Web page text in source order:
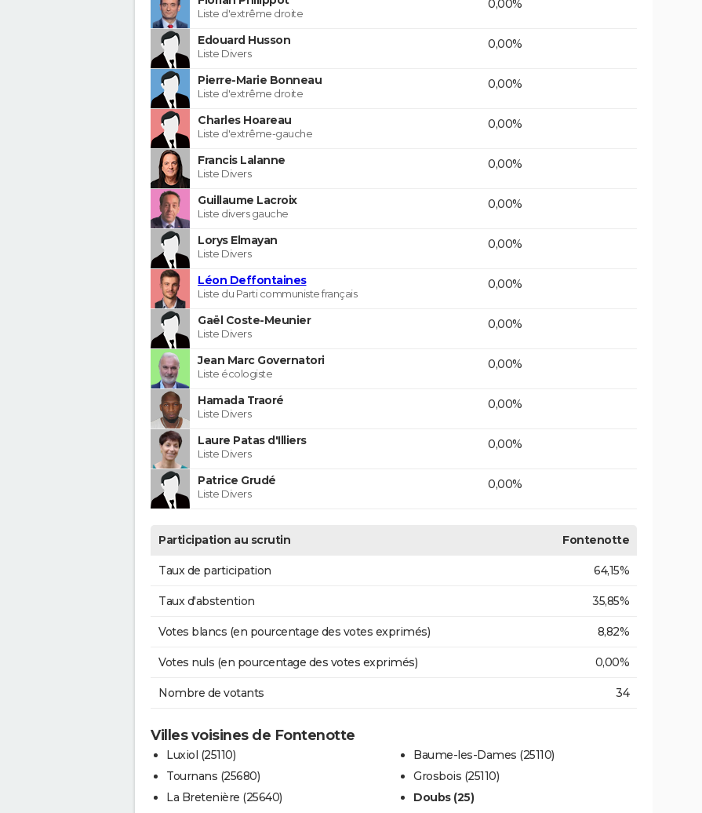
Liste d'extrême droite
0,00%
Edouard Husson
Liste Divers
0,00%
Pierre-Marie Bonneau
Liste d'extrême droite
0,00%
Charles Hoareau
Liste d'extrême-gauche
0,00%
Francis Lalanne
Liste Divers
0,00%
Guillaume Lacroix
Liste divers gauche
0,00%
Lorys Elmayan
Liste Divers
0,00%
Léon Deffontaines
Liste du Parti communiste français
0,00%
Gaël Coste-Meunier
Liste Divers
0,00%
Jean Marc Governatori
Liste écologiste
0,00%
Hamada Traoré
Liste Divers
0,00%
Laure Patas d'Illiers
Liste Divers
0,00%
Patrice Grudé
Liste Divers
0,00%
Participation au scrutin Fontenotte
Taux de participation 64,15%
Taux d'abstention 35,85%
Votes blancs (en pourcentage des votes exprimés) 8,82%
Votes nuls (en pourcentage des votes exprimés) 0,00%
Nombre de votants 34
Villes voisines de Fontenotte
Luxiol (25110)
Tournans (25680)
La Bretenière (25640)
Baume-les-Dames (25110)
Grosbois (25110)
Doubs (25)